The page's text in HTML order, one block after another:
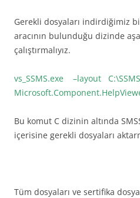
Gerekli dosyaları indirdiğimiz
aracının bulunduğu dizinde
çalıştırmalıyız.
vs_SSMS.exe –layout
Bu komut C dizinin altında
içerisine gerekli dosyaları
Tüm dosyaları ve sertifika